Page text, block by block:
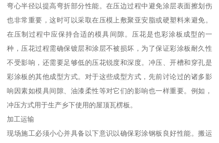
弯心半径以提高弯折部分性能。在压边过程中避免涂层表面擦划伤
也非常重要，这时可以采取在压模上敷聚亚安脂或硬塑料来避免。
在压制过程中应保持合适的模具间隙。压花是也彩涂板成型的一
种，压花过程需确保镀层和涂层不被损坏，为了保证彩涂板耐久性
不受影响，还需要足够低的压花锐度和深度。冲压、开槽和穿孔是
彩涂板的其他成型方式。对于这些成型方式，先前讨论过的诸多影
响因素如模具间隙、油漆柔性等对它们的影响也一样重要。例如，
冲压方式用于生产乡下使用的屋顶瓦楞板。
加工运输
现场施工必须小心并具备以下意识以确保彩涂钢板良好性能。搬运